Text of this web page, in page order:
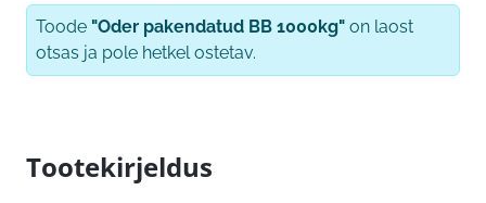
Toode "Oder pakendatud BB 1000kg" on laost
otsas ja pole hetkel ostetav.
Tootekirjeldus